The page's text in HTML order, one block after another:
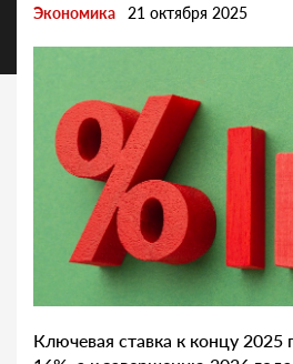
Экономика 21 октября 2025
Ключевая ставка к концу 2025